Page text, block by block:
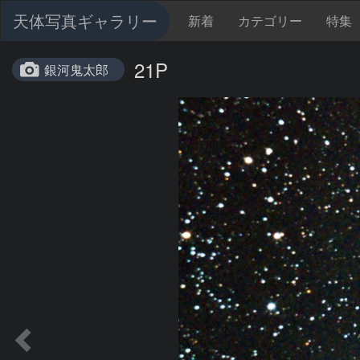
天体写真ギャラリー 新着 カテゴリー 特集
銀河鬼太郎 21P